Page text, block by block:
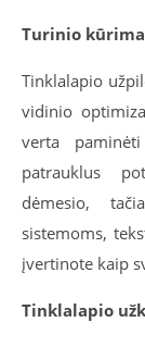
Turinio
Tinklalapio
vidinio
verta
patrauklus
dėmesio,
sistemoms,
įvertinote kaip
Tinklalapio